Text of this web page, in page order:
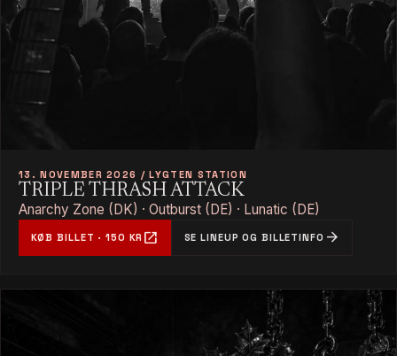
13. NOVEMBER 2026 / LYGTEN STATION
TRIPLE THRASH ATTACK
Anarchy Zone (DK) · Outburst (DE) · Lunatic (DE)
KØB BILLET · 150 KR open_in_new SE LINEUP OG BILLETINFO arrow_forward